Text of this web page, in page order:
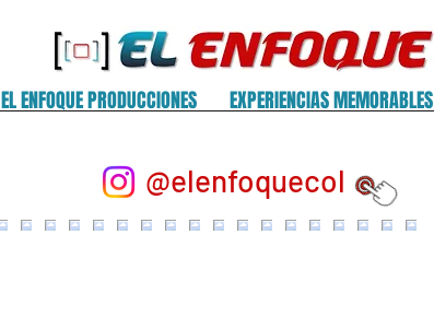
EL ENFOQUE PRODUCCIONES EXPERIENCIAS MEMORABLES
@elenfoquecol